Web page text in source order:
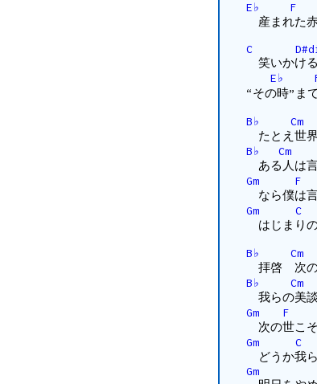
E♭
F
産まれた
C
笑いか
E♭
“その時”ま
B♭ Cm
たとえ世
B♭
Cm
ある人は
Gm
F
なら僕は
Gm
C
はじまり
B♭ Cm
拝啓 次の
B♭
Cm
我らの美
Gm
F
次の世こ
Gm
C
どうか我
Gm